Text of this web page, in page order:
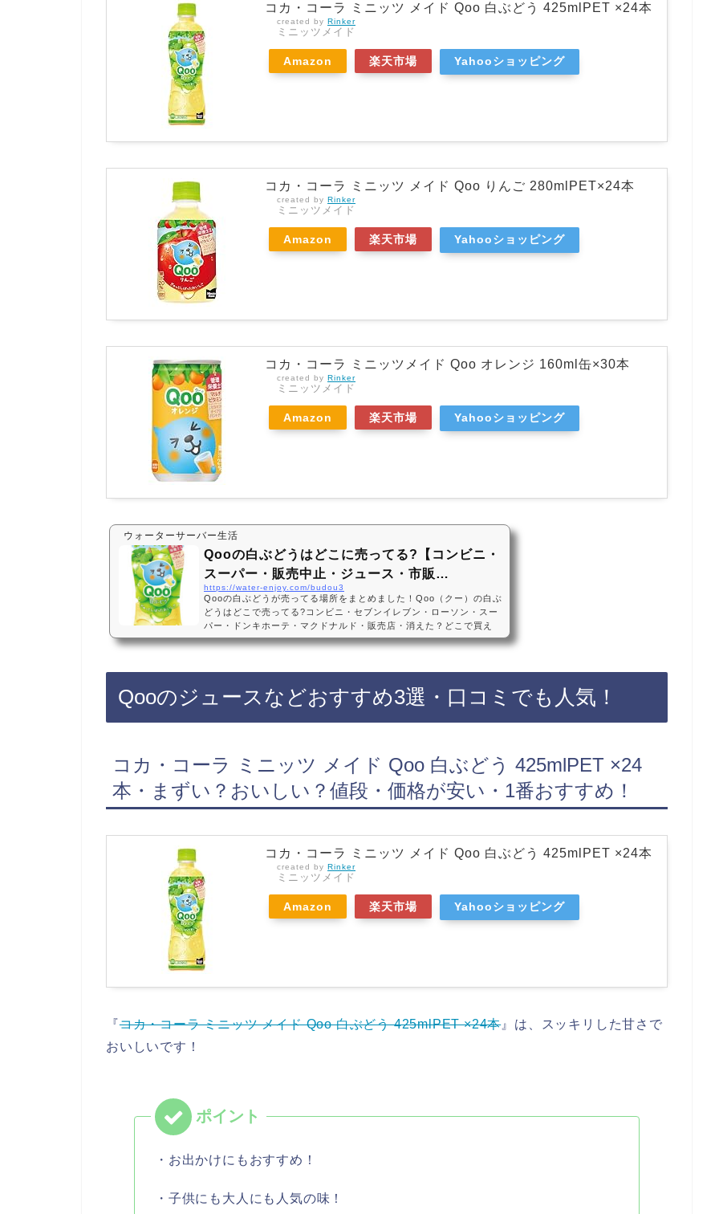
コカ・コーラ ミニッツ メイド Qoo 白ぶどう 425mlPET ×24本
created by Rinker
ミニッツメイド
Amazon 楽天市場 Yahooショッピング
コカ・コーラ ミニッツ メイド Qoo りんご 280mlPET×24本
created by Rinker
ミニッツメイド
Amazon 楽天市場 Yahooショッピング
コカ・コーラ ミニッツメイド Qoo オレンジ 160ml缶×30本
created by Rinker
ミニッツメイド
Amazon 楽天市場 Yahooショッピング
ウォーターサーバー生活
Qooの白ぶどうはどこに売ってる?【コンビニ・
スーパー・販売中止・ジュース・市販…
https://water-enjoy.com/budou3
Qooの白ぶどうが売ってる場所をまとめました！Qoo（クー）の白ぶ
どうはどこで売ってる?コンビニ・セブンイレブン・ローソン・スー
パー・ドンキホーテ・マクドナルド・販売店・消えた？どこで買え
る?通販・Amazon・楽天・販売中止?売ってない?2024年2月12日か
Amazonや楽天でもQoo（クー）の白ぶどうがお得に買えておすすめ
です！Qooの白ぶ…
Qooのジュースなどおすすめ3選・口コミでも人気！
コカ・コーラ ミニッツ メイド Qoo 白ぶどう 425mlPET ×24
本・まずい？おいしい？値段・価格が安い・1番おすすめ！
コカ・コーラ ミニッツ メイド Qoo 白ぶどう 425mlPET ×24本
created by Rinker
ミニッツメイド
Amazon 楽天市場 Yahooショッピング
『コカ・コーラ ミニッツ メイド Qoo 白ぶどう 425mlPET ×24本』は、スッキリした甘さで
おいしいです！
・お出かけにもおすすめ！
・子供にも大人にも人気の味！